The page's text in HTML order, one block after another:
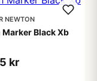
NEWTON
Marker Black Xb
kr